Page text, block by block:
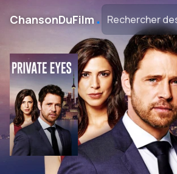
ChansonDuFilm ․